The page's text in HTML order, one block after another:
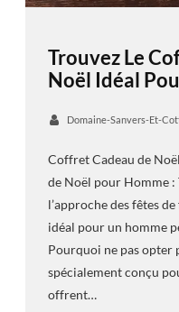
Trouvez Le
Noël Idéal
Domaine-Sanvers-Et-
Coffret Cadeau de
de Noël pour Homme :
l’approche des fêtes
idéal pour un homme
Pourquoi ne pas opter
spécialement conçu
offrent…